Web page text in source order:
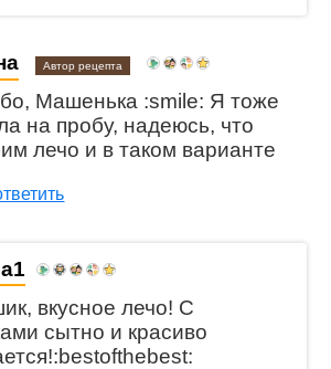
Автор рецепта
Машенька :smile: Я тоже
на пробу, надеюсь, что
лечо и в таком варианте
вкусное лечо! С
сытно и красиво